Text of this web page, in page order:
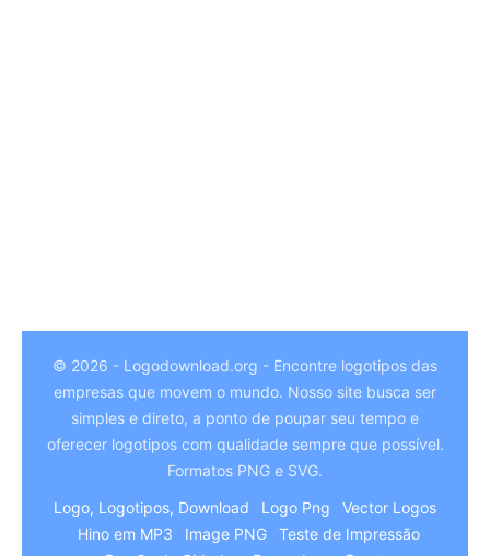
© 2026 - Logodownload.org - Encontre logotipos das
empresas que movem o mundo. Nosso site busca ser
simples e direto, a ponto de poupar seu tempo e
oferecer logotipos com qualidade sempre que possível.
Formatos PNG e SVG.
Logo, Logotipos, Download
Logo Png
Vector Logos
Hino em MP3
Image PNG
Teste de Impressão
Arabic
Italian
Hindi
German